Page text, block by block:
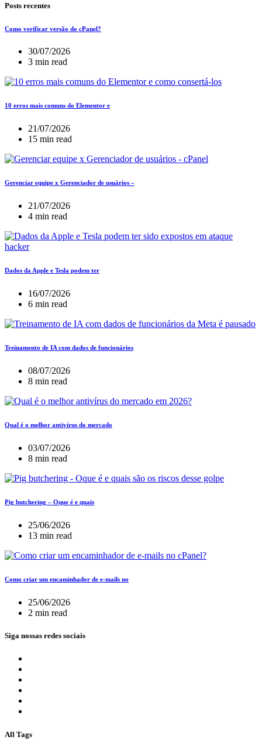
Posts recentes
Como verificar versão do cPanel?
30/07/2026
3 min read
10 erros mais comuns do Elementor e
21/07/2026
15 min read
Gerenciar equipe x Gerenciador de usuários –
21/07/2026
4 min read
Dados da Apple e Tesla podem ter
16/07/2026
6 min read
Treinamento de IA com dados de funcionários
08/07/2026
8 min read
Qual é o melhor antivírus do mercado
03/07/2026
8 min read
Pig butchering – Oque é e quais
25/06/2026
13 min read
Como criar um encaminhador de e-mails no
25/06/2026
2 min read
Siga nossas redes sociais
All Tags